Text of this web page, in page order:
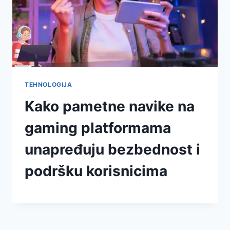
TEHNOLOGIJA
Kako pametne navike na
gaming platformama
unapređuju bezbednost i
podršku korisnicima